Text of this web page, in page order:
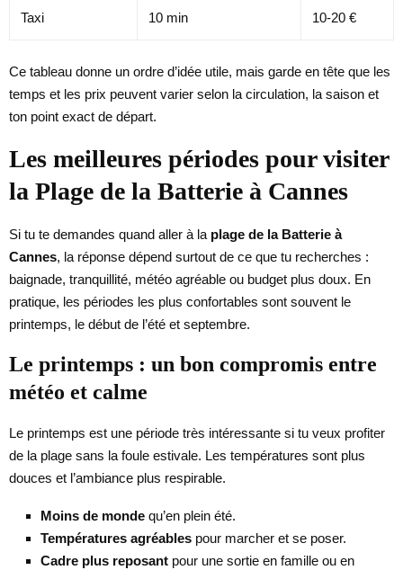
Taxi 10 min 10-20 €
Ce tableau donne un ordre d’idée utile, mais garde en tête que les
temps et les prix peuvent varier selon la circulation, la saison et
ton point exact de départ.
Les meilleures périodes pour visiter
la Plage de la Batterie à Cannes
Si tu te demandes quand aller à la plage de la Batterie à
Cannes, la réponse dépend surtout de ce que tu recherches :
baignade, tranquillité, météo agréable ou budget plus doux. En
pratique, les périodes les plus confortables sont souvent le
printemps, le début de l’été et septembre.
Le printemps : un bon compromis entre
météo et calme
Le printemps est une période très intéressante si tu veux profiter
de la plage sans la foule estivale. Les températures sont plus
douces et l’ambiance plus respirable.
Moins de monde qu’en plein été.
Températures agréables pour marcher et se poser.
Cadre plus reposant pour une sortie en famille ou en